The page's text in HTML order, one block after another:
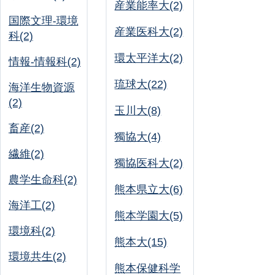
国際文理-環境
科(2)
情報-情報科(2)
海洋生物資源
(2)
畜産(2)
繊維(2)
農学生命科(2)
海洋工(2)
環境科(2)
環境共生(2)
産業能率大(2)
産業医科大(2)
環太平洋大(2)
琉球大(22)
玉川大(8)
獨協大(4)
獨協医科大(2)
熊本県立大(6)
熊本学園大(5)
熊本大(15)
熊本保健科学